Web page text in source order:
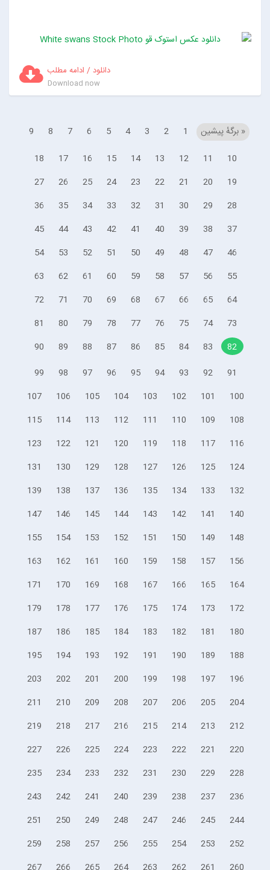
دانلود / ادامه مطلب
Download now
« برگه‌ٔ پیشین 1
2
3
4
5
6
7
8
9
10
11
12
13
14
15
16
17
18
19
20
21
22
23
24
25
26
27
28
29
30
31
32
33
34
35
36
37
38
39
40
41
42
43
44
45
46
47
48
49
50
51
52
53
54
55
56
57
58
59
60
61
62
63
64
65
66
67
68
69
70
71
72
73
74
75
76
77
78
79
80
81
82
83
84
85
86
87
88
89
90
91
92
93
94
95
96
97
98
99
100
101
102
103
104
105
106
107
108
109
110
111
112
113
114
115
116
117
118
119
120
121
122
123
124
125
126
127
128
129
130
131
132
133
134
135
136
137
138
139
140
141
142
143
144
145
146
147
148
149
150
151
152
153
154
155
156
157
158
159
160
161
162
163
164
165
166
167
168
169
170
171
172
173
174
175
176
177
178
179
180
181
182
183
184
185
186
187
188
189
190
191
192
193
194
195
196
197
198
199
200
201
202
203
204
205
206
207
208
209
210
211
212
213
214
215
216
217
218
219
220
221
222
223
224
225
226
227
228
229
230
231
232
233
234
235
236
237
238
239
240
241
242
243
244
245
246
247
248
249
250
251
252
253
254
255
256
257
258
259